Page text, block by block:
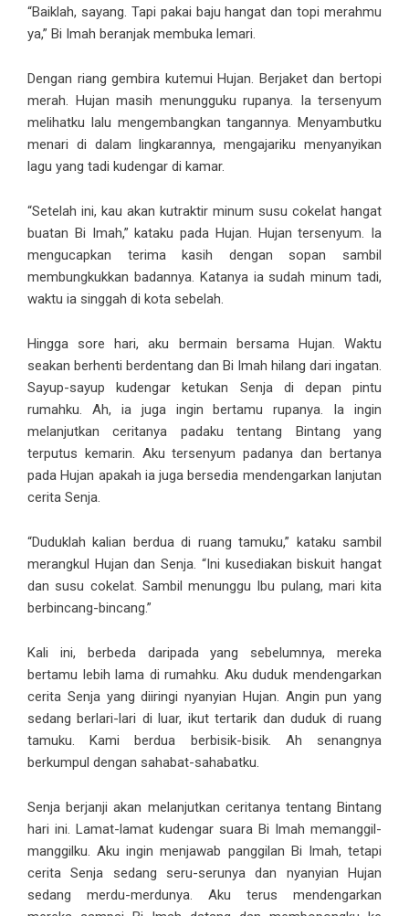
“Baiklah, sayang. Tapi pakai baju hangat dan topi merahmu
ya,” Bi Imah beranjak membuka lemari.
Dengan riang gembira kutemui Hujan. Berjaket dan bertopi
merah. Hujan masih menungguku rupanya. Ia tersenyum
melihatku lalu mengembangkan tangannya. Menyambutku
menari di dalam lingkarannya, mengajariku menyanyikan
lagu yang tadi kudengar di kamar.
“Setelah ini, kau akan kutraktir minum susu cokelat hangat
buatan Bi Imah,” kataku pada Hujan. Hujan tersenyum. Ia
mengucapkan terima kasih dengan sopan sambil
membungkukkan badannya. Katanya ia sudah minum tadi,
waktu ia singgah di kota sebelah.
Hingga sore hari, aku bermain bersama Hujan. Waktu
seakan berhenti berdentang dan Bi Imah hilang dari ingatan.
Sayup-sayup kudengar ketukan Senja di depan pintu
rumahku. Ah, ia juga ingin bertamu rupanya. Ia ingin
melanjutkan ceritanya padaku tentang Bintang yang
terputus kemarin. Aku tersenyum padanya dan bertanya
pada Hujan apakah ia juga bersedia mendengarkan lanjutan
cerita Senja.
“Duduklah kalian berdua di ruang tamuku,” kataku sambil
merangkul Hujan dan Senja. “Ini kusediakan biskuit hangat
dan susu cokelat. Sambil menunggu Ibu pulang, mari kita
berbincang-bincang.”
Kali ini, berbeda daripada yang sebelumnya, mereka
bertamu lebih lama di rumahku. Aku duduk mendengarkan
cerita Senja yang diiringi nyanyian Hujan. Angin pun yang
sedang berlari-lari di luar, ikut tertarik dan duduk di ruang
tamuku. Kami berdua berbisik-bisik. Ah senangnya
berkumpul dengan sahabat-sahabatku.
Senja berjanji akan melanjutkan ceritanya tentang Bintang
hari ini. Lamat-lamat kudengar suara Bi Imah memanggil-
manggilku. Aku ingin menjawab panggilan Bi Imah, tetapi
cerita Senja sedang seru-serunya dan nyanyian Hujan
sedang merdu-merdunya. Aku terus mendengarkan